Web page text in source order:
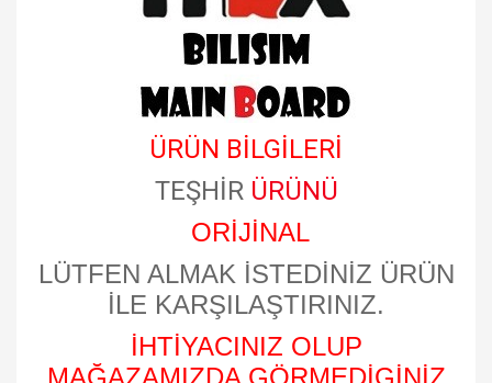
ÜRÜN BİLGİLERİ
TEŞHİR ÜRÜNÜ
ORİJİNAL
LÜTFEN ALMAK İSTEDİNİZ ÜRÜN
İLE KARŞILAŞTIRINIZ.
İHTİYACINIZ OLUP
MAĞAZAMIZDA GÖRMEDİGİNİZ